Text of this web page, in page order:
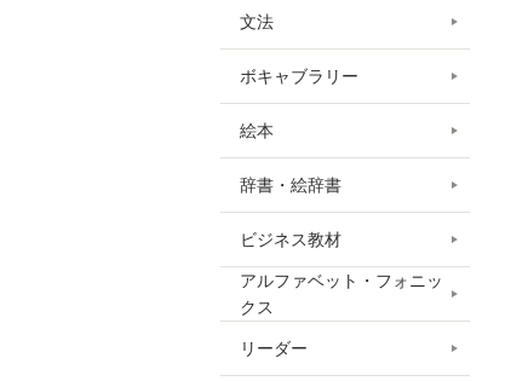
文法
ボキャブラリー
絵本
辞書・絵辞書
ビジネス教材
アルファベット・フォニッ
クス
リーダー